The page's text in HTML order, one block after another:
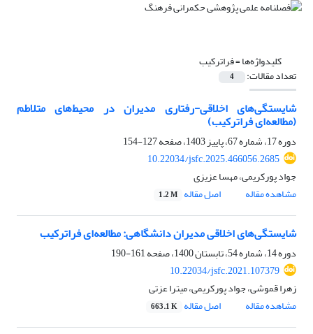
کلیدواژه‌ها =فراترکیب
تعداد مقالات: 4
شایستگی‌های اخلاقی-رفتاری مدیران در محیط‌های متلاطم
(مطالعه‌ای فراترکیب)
دوره 17، شماره 67، پاییز 1403، صفحه
127-154
10.22034/jsfc.2025.466056.2685
جواد پورکریمی، مهسا عزیزی
مشاهده مقاله
اصل مقاله 1.2 M
شایستگی‌های اخلاقی مدیران دانشگاهی: مطالعه‌ای فراترکیب
دوره 14، شماره 54، تابستان 1400، صفحه
161-190
10.22034/jsfc.2021.107379
زهرا قموشی، جواد پورکریمی، میترا عزتی
مشاهده مقاله
اصل مقاله 663.1 K